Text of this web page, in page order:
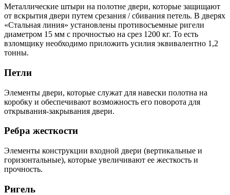
Металлические штыри на полотне двери, которые защищают
от вскрытия двери путем срезания / сбивания петель. В дверях
«Стальная линия» установлены противосъемные ригели
диаметром 15 мм с прочностью на срез 1200 кг. То есть
взломщику необходимо приложить усилия эквивалентно 1,2
тонны.
Петли
Элементы двери, которые служат для навески полотна на
коробку и обеспечивают возможность его поворота для
открывания-закрывания двери.
Ребра жесткости
Элементы конструкции входной двери (вертикальные и
горизонтальные), которые увеличивают ее жесткость и
прочность.
Ригель